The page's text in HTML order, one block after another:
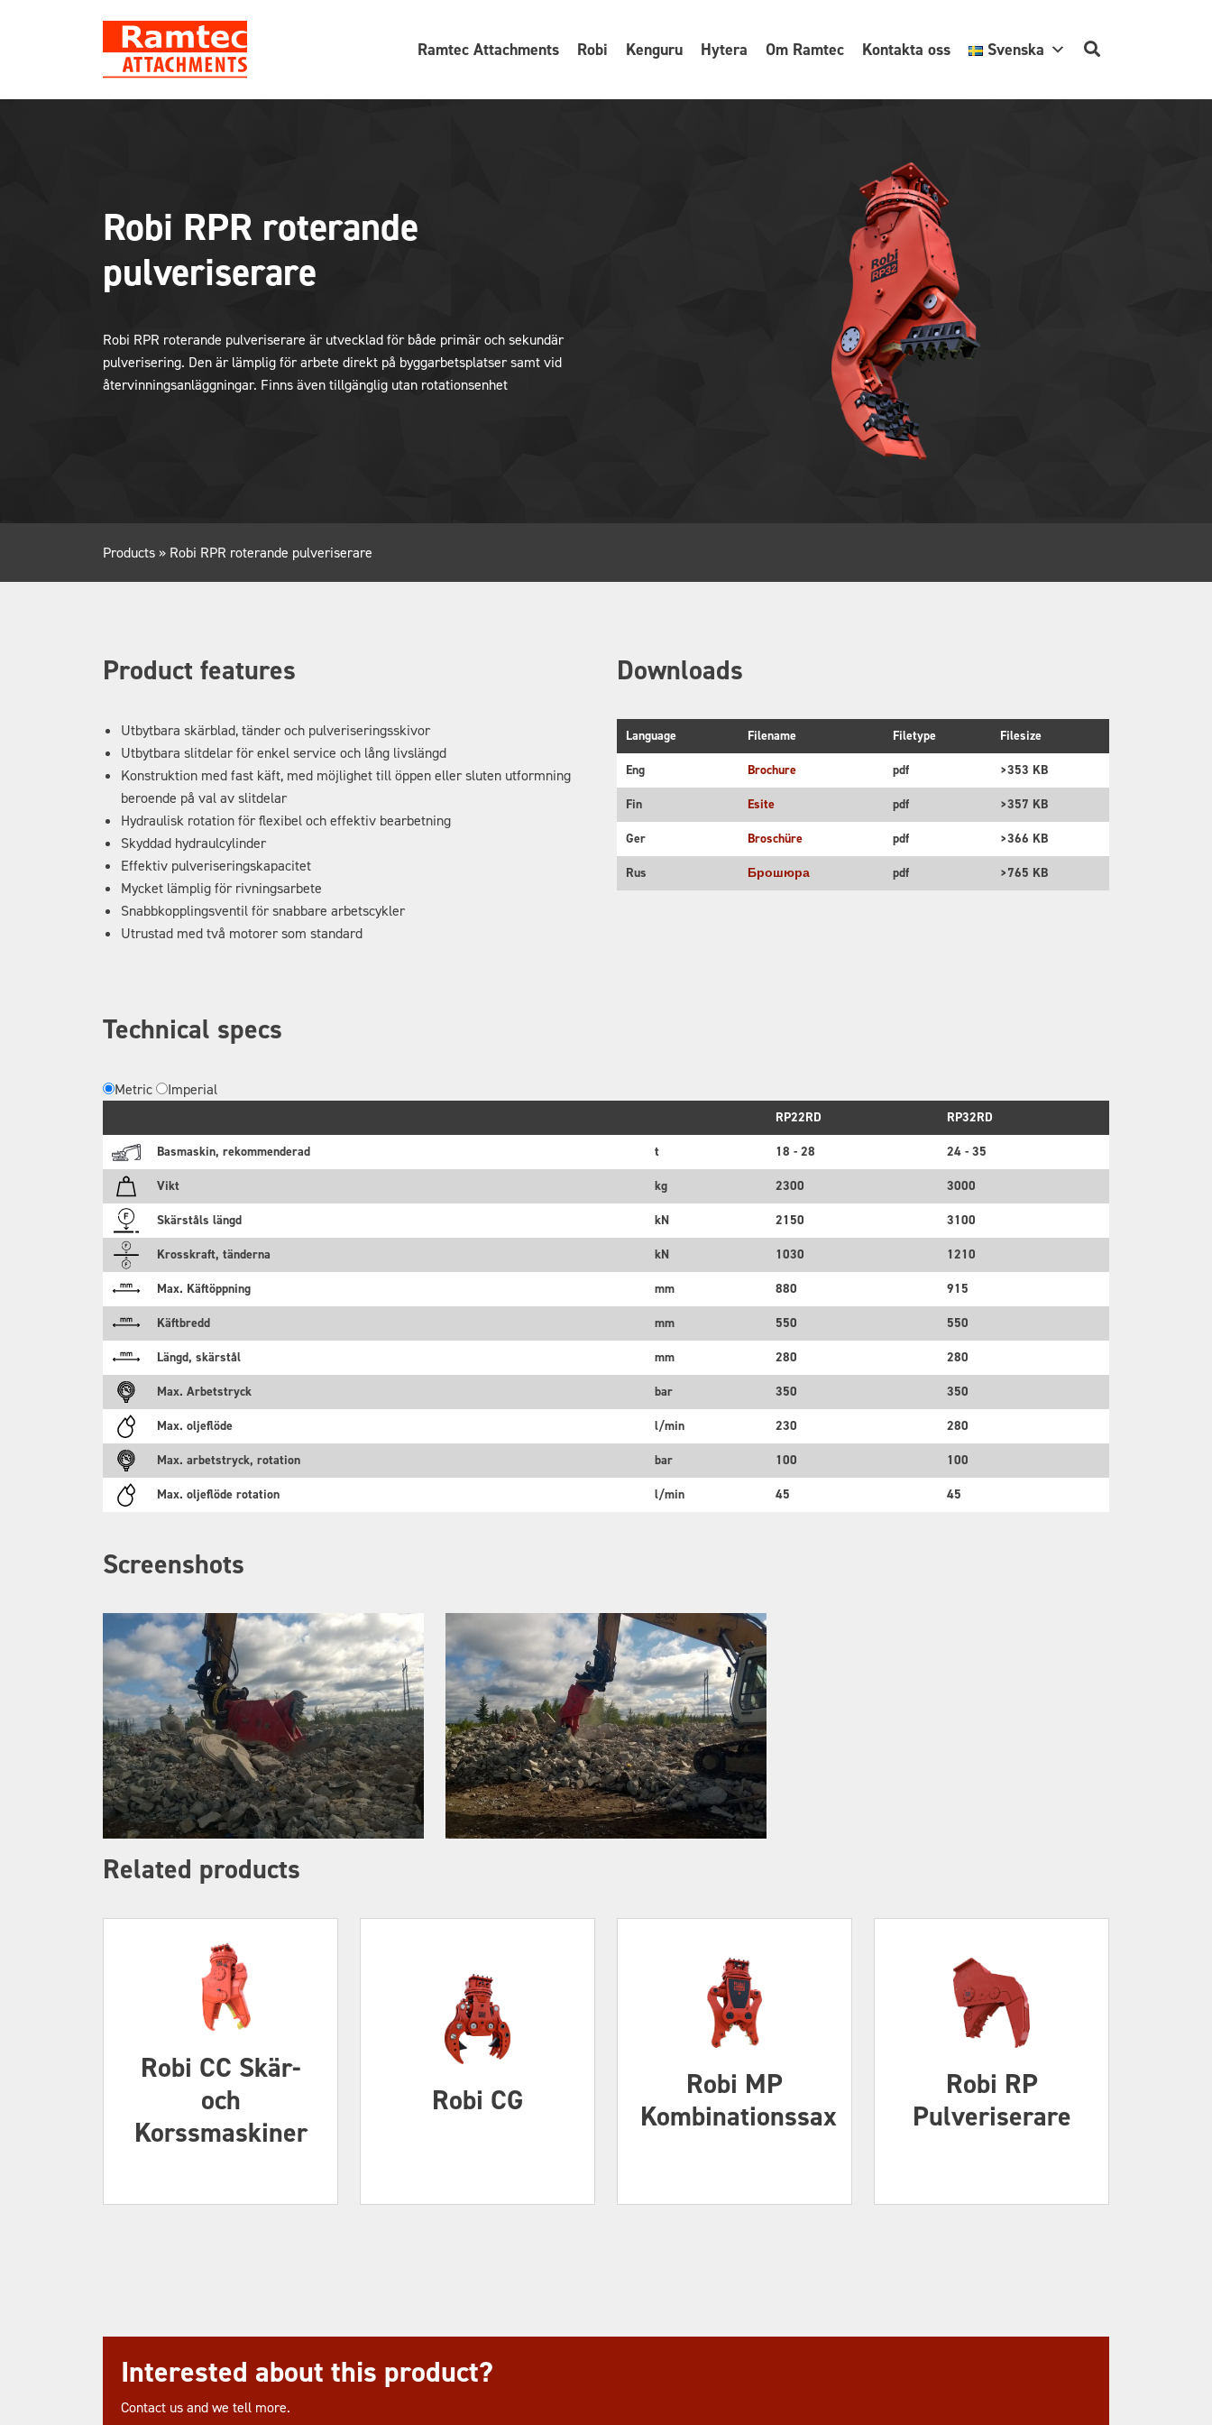
Ramtec Attachments Robi Kenguru Hytera Om Ramtec Kontakta oss Svenska
Robi RPR roterande
pulveriserare
Robi RPR roterande pulveriserare är utvecklad för både primär och sekundär
pulverisering. Den är lämplig för arbete direkt på byggarbetsplatser samt vid
återvinningsanläggningar. Finns även tillgänglig utan rotationsenhet
Products » Robi RPR roterande pulveriserare
Product features
Utbytbara skärblad, tänder och pulveriseringsskivor
Utbytbara slitdelar för enkel service och lång livslängd
Konstruktion med fast käft, med möjlighet till öppen eller sluten utformning
beroende på val av slitdelar
Hydraulisk rotation för flexibel och effektiv bearbetning
Skyddad hydraulcylinder
Effektiv pulveriseringskapacitet
Mycket lämplig för rivningsarbete
Snabbkopplingsventil för snabbare arbetscykler
Utrustad med två motorer som standard
Downloads
Language Filename Filetype
Filesize
Eng
Brochure pdf
>353 KB
Fin
Esite pdf
>357 KB
Ger
Broschüre pdf
>366 KB
Rus
Брошюра pdf >765 KB
Technical specs
Metric Imperial
RP22RD
RP32RD
Basmaskin, rekommenderad
t 18 - 28
24 - 35
Vikt
kg 2300
3000
Skärståls längd
kN 2150
3100
Krosskraft, tänderna
kN 1030
1210
Max. Käftöppning
mm 880
915
Käftbredd
mm 550
550
Längd, skärstål
mm 280
280
Max. Arbetstryck
bar 350
350
Max. oljeflöde
l/min 230
280
Max. arbetstryck, rotation
bar 100
100
Max. oljeflöde rotation
l/min 45 45
Screenshots
Related products
Robi CC Skär-
och
Korssmaskiner
Robi CG
Robi MP
Kombinationssax
Robi RP
Pulveriserare
Interested about this product?
Contact us and we tell more.